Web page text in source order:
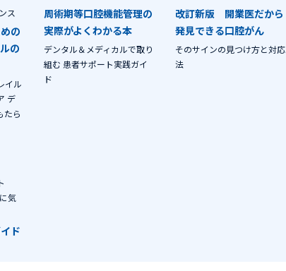
ス
の
の
イル
デ
たら
周術期等口腔機能管理の
実際がよくわかる本
デンタル＆メディカルで取り
組む 患者サポート実践ガイ
ド
改訂新版 開業医だから
発見できる口腔がん
そのサインの見つけ方と対応
法
気
ド